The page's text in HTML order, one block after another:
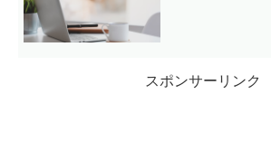
スポンサーリンク